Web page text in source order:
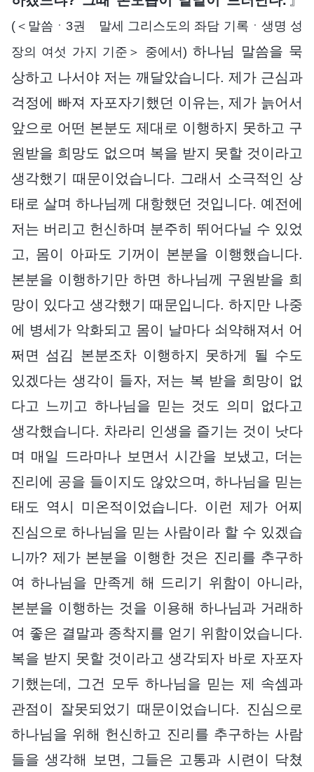
(＜말씀ㆍ3권 말세 그리스도의 좌담 기록ㆍ생명 성
장의 여섯 가지 기준＞ 중에서) 하나님 말씀을 묵
상하고 나서야 저는 깨달았습니다. 제가 근심과
걱정에 빠져 자포자기했던 이유는, 제가 늙어서
앞으로 어떤 본분도 제대로 이행하지 못하고 구
원받을 희망도 없으며 복을 받지 못할 것이라고
생각했기 때문이었습니다. 그래서 소극적인 상
태로 살며 하나님께 대항했던 것입니다. 예전에
저는 버리고 헌신하며 분주히 뛰어다닐 수 있었
고, 몸이 아파도 기꺼이 본분을 이행했습니다.
본분을 이행하기만 하면 하나님께 구원받을 희
망이 있다고 생각했기 때문입니다. 하지만 나중
에 병세가 악화되고 몸이 날마다 쇠약해져서 어
쩌면 섬김 본분조차 이행하지 못하게 될 수도
있겠다는 생각이 들자, 저는 복 받을 희망이 없
다고 느끼고 하나님을 믿는 것도 의미 없다고
생각했습니다. 차라리 인생을 즐기는 것이 낫다
며 매일 드라마나 보면서 시간을 보냈고, 더는
진리에 공을 들이지도 않았으며, 하나님을 믿는
태도 역시 미온적이었습니다. 이런 제가 어찌
진심으로 하나님을 믿는 사람이라 할 수 있겠습
니까? 제가 본분을 이행한 것은 진리를 추구하
여 하나님을 만족게 해 드리기 위함이 아니라,
본분을 이행하는 것을 이용해 하나님과 거래하
여 좋은 결말과 종착지를 얻기 위함이었습니다.
복을 받지 못할 것이라고 생각되자 바로 자포자
기했는데, 그건 모두 하나님을 믿는 제 속셈과
관점이 잘못되었기 때문이었습니다. 진심으로
하나님을 위해 헌신하고 진리를 추구하는 사람
들을 생각해 보면, 그들은 고통과 시련이 닥쳤